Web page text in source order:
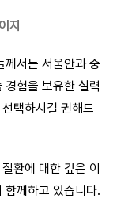
지
께서는 서울안과 중
험을 보유한 실력
택하시길 권해드
환에 대한 깊은 이
함께하고 있습니다.